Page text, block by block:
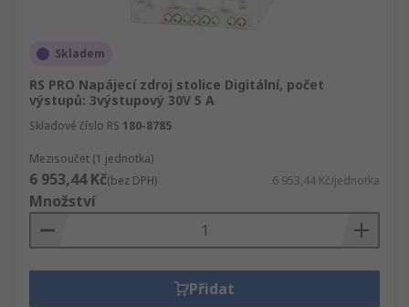
Skladem
RS PRO Napájecí zdroj stolice Digitální, počet
výstupů: 3výstupový 30V 5 A
Skladové číslo RS 180-8785
Mezisoučet (1 jednotka)
6 953,44 Kč(bez DPH) 6 953,44 Kč/jednotka
Množství
Přidat